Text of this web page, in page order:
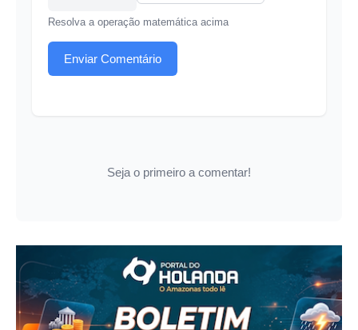
Resolva a operação matemática acima
Enviar Comentário
Seja o primeiro a comentar!